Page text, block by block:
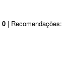
0 | Recomendações: